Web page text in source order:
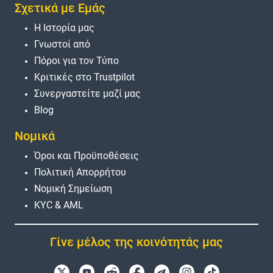
Σχετικά με Εμάς
Η Ιστορία μας
Γνωστοί από
Πόροι για τον Τύπο
Κριτικές στο Trustpilot
Συνεργαστείτε μαζί μας
Blog
Νομικά
Όροι και Προϋποθέσεις
Πολιτική Απορρήτου
Νομική Σημείωση
KYC & AML
Γίνε μέλος της κοινότητάς μας